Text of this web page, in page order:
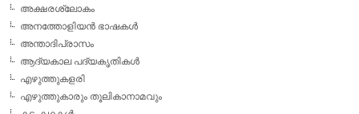
അക്ഷരശ്ലോകം
അനത്തോളിയന്‍ ഭാഷകള്‍
അന്താദിപ്രാസം
ആദ്യകാല പദ്യകൃതികള്‍
എഴുത്തുകളരി
എഴുത്തുകാരും തൂലികാനാമവും